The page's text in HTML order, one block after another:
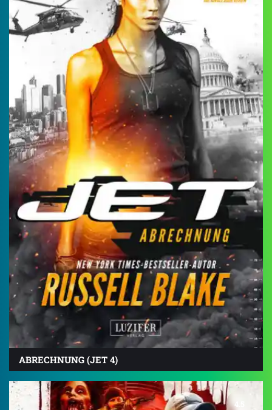
ABRECHNUNG (JET 4)
4.5